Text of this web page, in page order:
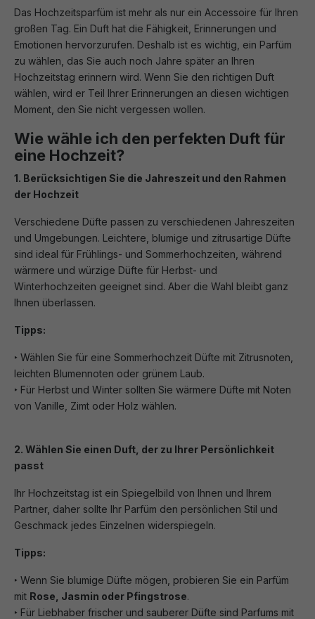
Das Hochzeitsparfüm ist mehr als nur ein Accessoire für Ihren
großen Tag. Ein Duft hat die Fähigkeit, Erinnerungen und
Emotionen hervorzurufen. Deshalb ist es wichtig, ein Parfüm
zu wählen, das Sie auch noch Jahre später an Ihren
Hochzeitstag erinnern wird. Wenn Sie den richtigen Duft
wählen, wird er Teil Ihrer Erinnerungen an diesen wichtigen
Moment, den Sie nicht vergessen wollen.
Wie wähle ich den perfekten Duft für
eine Hochzeit?
1. Berücksichtigen Sie die Jahreszeit und den Rahmen
der Hochzeit
Verschiedene Düfte passen zu verschiedenen Jahreszeiten
und Umgebungen. Leichtere, blumige und zitrusartige Düfte
sind ideal für Frühlings- und Sommerhochzeiten, während
wärmere und würzige Düfte für Herbst- und
Winterhochzeiten geeignet sind. Aber die Wahl bleibt ganz
Ihnen überlassen.
Tipps:
‣ Wählen Sie für eine Sommerhochzeit Düfte mit Zitrusnoten,
leichten Blumennoten oder grünem Laub.
‣ Für Herbst und Winter sollten Sie wärmere Düfte mit Noten
von Vanille, Zimt oder Holz wählen.
2. Wählen Sie einen Duft, der zu Ihrer Persönlichkeit
passt
Ihr Hochzeitstag ist ein Spiegelbild von Ihnen und Ihrem
Partner, daher sollte Ihr Parfüm den persönlichen Stil und
Geschmack jedes Einzelnen widerspiegeln.
Tipps:
‣ Wenn Sie blumige Düfte mögen, probieren Sie ein Parfüm
mit Rose, Jasmin oder Pfingstrose.
‣ Für Liebhaber frischer und sauberer Düfte sind Parfums mit